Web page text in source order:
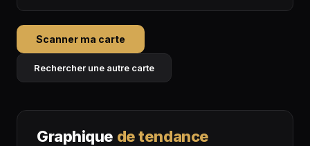
Scanner ma carte
Rechercher une autre carte
Graphique de tendance